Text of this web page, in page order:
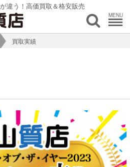
違う！高価買取＆格安販売
MENU
買取実績